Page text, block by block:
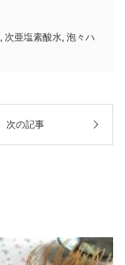
, 次亜塩素酸水, 泡々ハ
次の記事